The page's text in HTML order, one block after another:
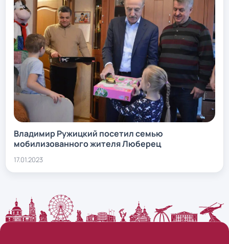
Владимир Ружицкий посетил семью
мобилизованного жителя Люберец
17.01.2023